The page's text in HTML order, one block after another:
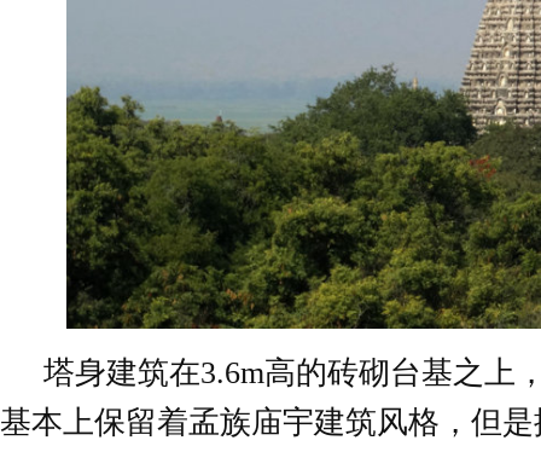
塔身建筑在3.6m高的砖砌台基之上
基本上保留着孟族庙宇建筑风格，但